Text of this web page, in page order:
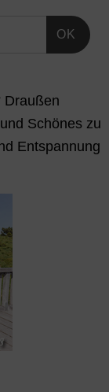
OK
Draußen
Schönes zu
Entspannung